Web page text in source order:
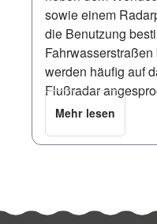
sowie einem
die Benutzung
werden häufig auf
Flußradar
Mehr lesen